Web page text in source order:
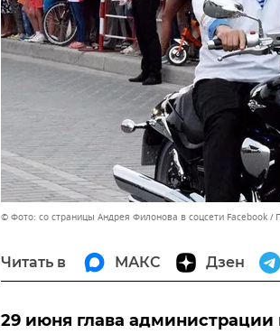
© Фото: со страницы Андрея Филонова в соцсети Facebook
Читать в МАКС Дзен
29 июня глава